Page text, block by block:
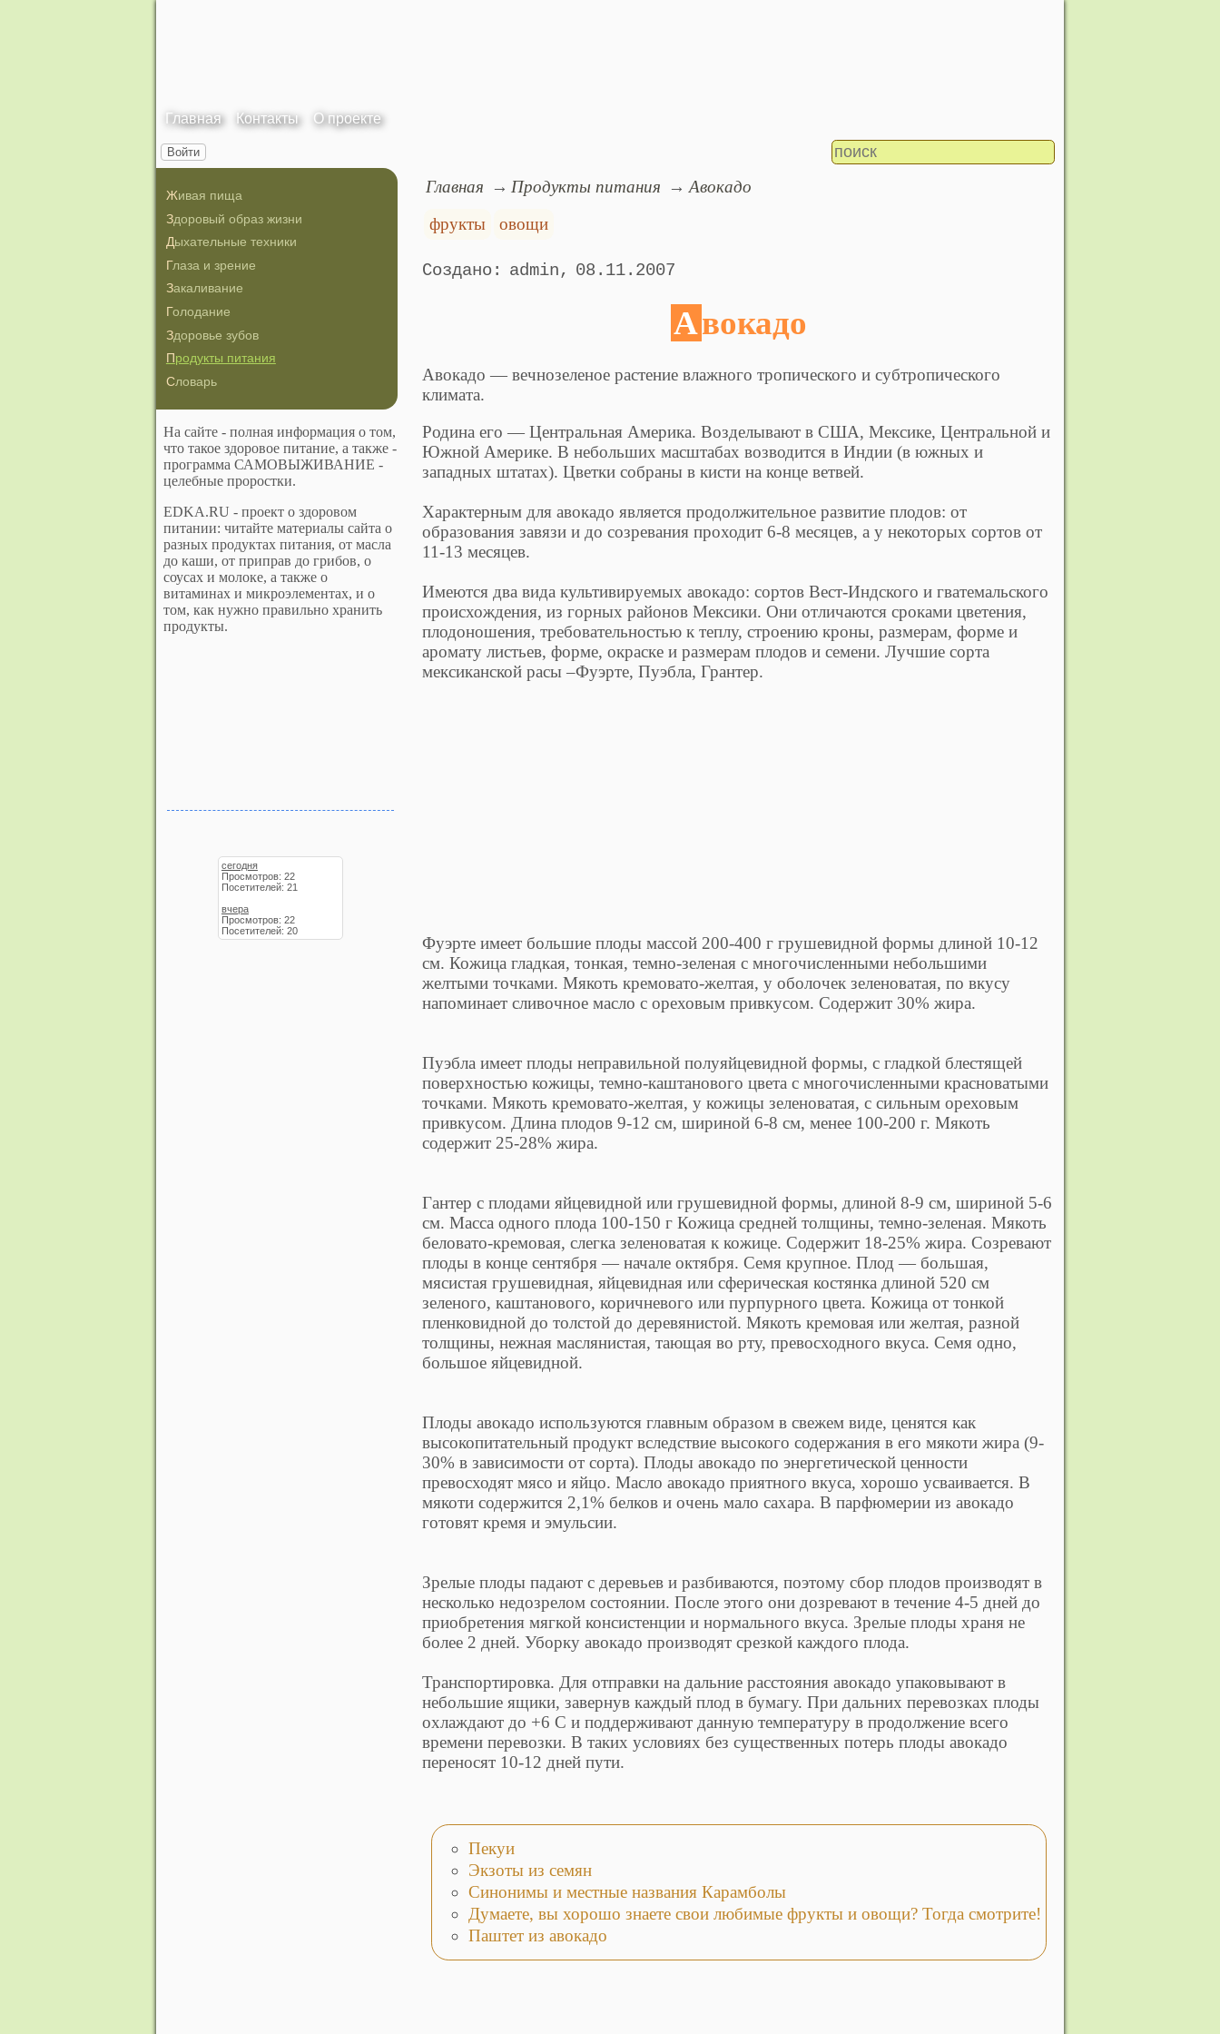
Главная Контакты О проекте
Войти
Живая пища
Здоровый образ жизни
Дыхательные техники
Глаза и зрение
Закаливание
Голодание
Здоровье зубов
Продукты питания
Словарь
На сайте - полная информация о том,
что такое здоровое питание, а также -
программа САМОВЫЖИВАНИЕ -
целебные проростки.
EDKA.RU - проект о здоровом
питании: читайте материалы сайта о
разных продуктах питания, от масла
до каши, от приправ до грибов, о
соусах и молоке, а также о
витаминах и микроэлементах, и о
том, как нужно правильно хранить
продукты.
сегодня
Просмотров: 22
Посетителей: 21
вчера
Просмотров: 22
Посетителей: 20
Главная Продукты питания
Авокадо
фрукты
овощи
admin 08.11.2007
Авокадо
Авокадо — вечнозеленое растение влажного тропического и субтропического
климата.
Родина его — Центральная Америка. Возделывают в США, Мексике, Центральной и
Южной Америке. В небольших масштабах возводится в Индии (в южных и
западных штатах). Цветки собраны в кисти на конце ветвей.
Характерным для авокадо является продолжительное развитие плодов: от
образования завязи и до созревания проходит 6-8 месяцев, а у некоторых сортов от
11-13 месяцев.
Имеются два вида культивируемых авокадо: сортов Вест-Индского и гватемальского
происхождения, из горных районов Мексики. Они отличаются сроками цветения,
плодоношения, требовательностью к теплу, строению кроны, размерам, форме и
аромату листьев, форме, окраске и размерам плодов и семени. Лучшие сорта
мексиканской расы –Фуэрте, Пуэбла, Грантер.
Фуэрте имеет большие плоды массой 200-400 г грушевидной формы длиной 10-12
см. Кожица гладкая, тонкая, темно-зеленая с многочисленными небольшими
желтыми точками. Мякоть кремовато-желтая, у оболочек зеленоватая, по вкусу
напоминает сливочное масло с ореховым привкусом. Содержит 30% жира.
Пуэбла имеет плоды неправильной полуяйцевидной формы, с гладкой блестящей
поверхностью кожицы, темно-каштанового цвета с многочисленными красноватыми
точками. Мякоть кремовато-желтая, у кожицы зеленоватая, с сильным ореховым
привкусом. Длина плодов 9-12 см, шириной 6-8 см, менее 100-200 г. Мякоть
содержит 25-28% жира.
Гантер с плодами яйцевидной или грушевидной формы, длиной 8-9 см, шириной 5-6
см. Масса одного плода 100-150 г Кожица средней толщины, темно-зеленая. Мякоть
беловато-кремовая, слегка зеленоватая к кожице. Содержит 18-25% жира. Созревают
плоды в конце сентября — начале октября. Семя крупное. Плод — большая,
мясистая грушевидная, яйцевидная или сферическая костянка длиной 520 см
зеленого, каштанового, коричневого или пурпурного цвета. Кожица от тонкой
пленковидной до толстой до деревянистой. Мякоть кремовая или желтая, разной
толщины, нежная маслянистая, тающая во рту, превосходного вкуса. Семя одно,
большое яйцевидной.
Плоды авокадо используются главным образом в свежем виде, ценятся как
высокопитательный продукт вследствие высокого содержания в его мякоти жира (9-
30% в зависимости от сорта). Плоды авокадо по энергетической ценности
превосходят мясо и яйцо. Масло авокадо приятного вкуса, хорошо усваивается. В
мякоти содержится 2,1% белков и очень мало сахара. В парфюмерии из авокадо
готовят кремя и эмульсии.
Зрелые плоды падают с деревьев и разбиваются, поэтому сбор плодов производят в
несколько недозрелом состоянии. После этого они дозревают в течение 4-5 дней до
приобретения мягкой консистенции и нормального вкуса. Зрелые плоды храня не
более 2 дней. Уборку авокадо производят срезкой каждого плода.
Транспортировка. Для отправки на дальние расстояния авокадо упаковывают в
небольшие ящики, завернув каждый плод в бумагу. При дальних перевозках плоды
охлаждают до +6 С и поддерживают данную температуру в продолжение всего
времени перевозки. В таких условиях без существенных потерь плоды авокадо
переносят 10-12 дней пути.
Пекуи
Экзоты из семян
Синонимы и местные названия Карамболы
Думаете, вы хорошо знаете свои любимые фрукты и овощи? Тогда смотрите!
Паштет из авокадо